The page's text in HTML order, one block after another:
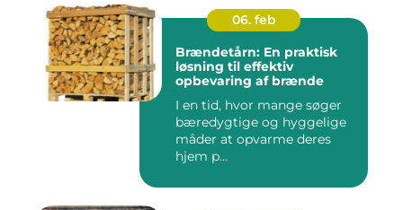
06. feb
Brændetårn: En praktisk
løsning til effektiv
opbevaring af brænde
I en tid, hvor mange søger
bæredygtige og hyggelige
måder at opvarme deres
hjem p...